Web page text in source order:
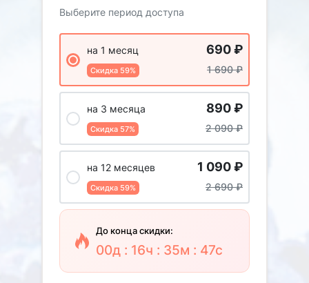
Выберите период доступа
на 1 месяц
Скидка 59%
690₽
1 690₽
на 3 месяца
Скидка 57%
890₽
2 090₽
на 12 месяцев
Скидка 59%
1 090₽
2 690₽
До конца скидки:
00д : 16ч : 35м : 45с